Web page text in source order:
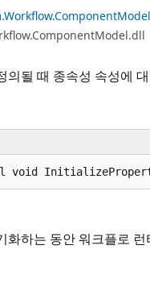
의될 때 종속성 속성에
void
화하는 동안 워크플로